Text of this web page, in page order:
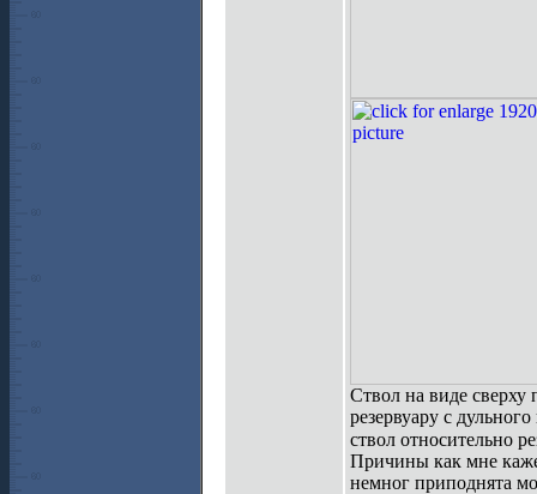
Ствол на виде сверху
резервуару с
ствол относительно
Причины как мне
немног приподнята